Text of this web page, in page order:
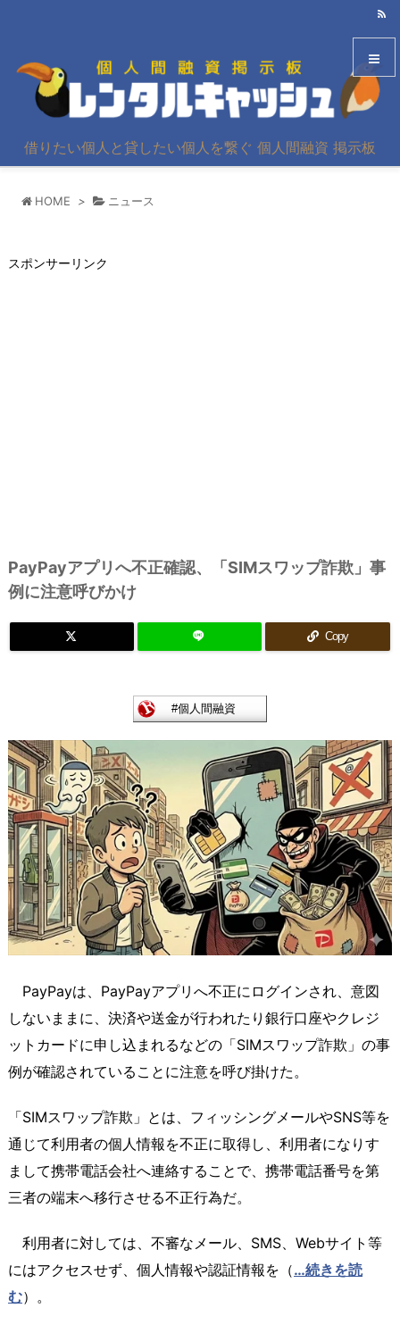
借りたい個人と貸したい個人を繋ぐ 個人間融資 掲示板
HOME > ニュース
スポンサーリンク
PayPayアプリへ不正確認、「SIMスワップ詐欺」事
例に注意呼びかけ
Copy
PayPayは、PayPayアプリへ不正にログインされ、意図
しないままに、決済や送金が行われたり銀行口座やクレジ
ットカードに申し込まれるなどの「SIMスワップ詐欺」の事
例が確認されていることに注意を呼び掛けた。
「SIMスワップ詐欺」とは、フィッシングメールやSNS等を
通じて利用者の個人情報を不正に取得し、利用者になりす
まして携帯電話会社へ連絡することで、携帯電話番号を第
三者の端末へ移行させる不正行為だ。
利用者に対しては、不審なメール、SMS、Webサイト等
にはアクセスせず、個人情報や認証情報を（…続きを読
む）。